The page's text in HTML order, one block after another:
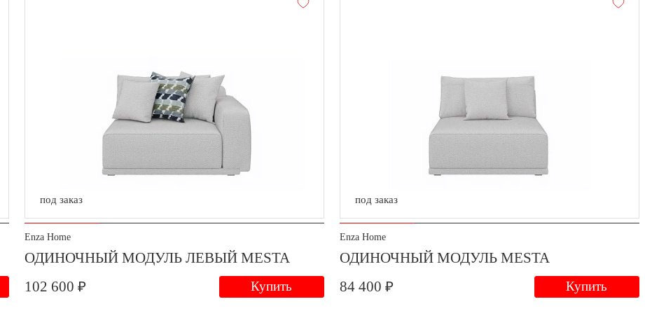
под заказ
Enza Home
ОДИНОЧНЫЙ МОДУЛЬ ЛЕВЫЙ MESTA
102 600 ₽
Купить
под заказ
Enza Home
ОДИНОЧНЫЙ МОДУЛЬ MESTA
84 400 ₽
Купить